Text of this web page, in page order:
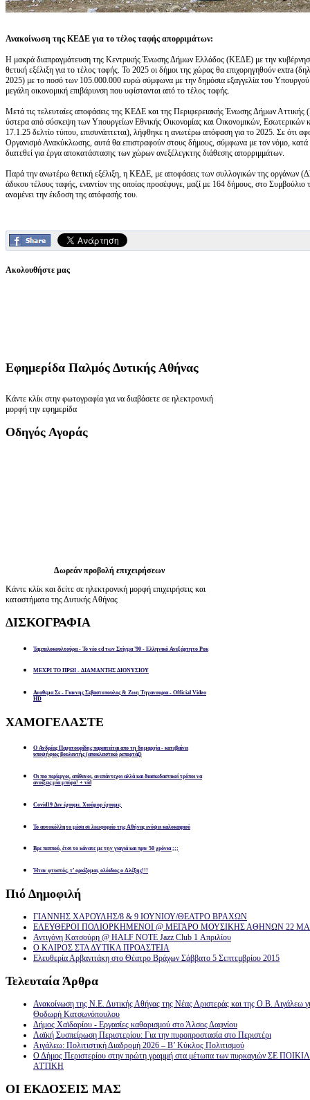
Ανακοίνωση της ΚΕΔΕ για το τέλος ταφής απορριμάτων:
Η μακρά διαπραγμάτευση της Κεντρικής Ένωσης Δήμων Ελλάδος (ΚΕΔΕ) με την
θετική εξέλιξη για το τέλος ταφής. Το 2025 οι δήμοι της χώρας θα επιχορηγηθούν extra
2025) με το ποσό των 105.000.000 ευρώ σύμφωνα με την δημόσια εξαγγελία του
μεγάλη οικονομική επιβάρυνση που υφίστανται από το τέλος ταφής.
Μετά τις τελευταίες αποφάσεις της ΚΕΔΕ και της Περιφερειακής Ένωσης Δήμων
ύστερα από σύσκεψη των Υπουργείων Εθνικής Οικονομίας και Οικονομικών, Εσωτερικών
17.1.25 δελτίο τύπου, επισυνάπτεται), λήφθηκε η ανωτέρω απόφαση για το 2025. Σε ότι
Οργανισμό Ανακύκλωσης, αυτά θα επιστραφούν στους δήμους, σύμφωνα με τον νόμο, κατά
διατεθεί για έργα αποκατάστασης των χώρων ανεξέλεγκτης διάθεσης απορριμμάτων.
Παρά την ανωτέρω θετική εξέλιξη, η ΚΕΔΕ, με αποφάσεις των συλλογικών της οργάνων
άδικου τέλους ταφής, εναντίον της οποίας προσέφυγε, μαζί με 164 δήμους, στο
αναμένει την έκδοση της απόφασής του.
Ακολουθήστε μας
Εφημερίδα Παλμός Δυτικής Αθήνας
Κάντε κλίκ στην φωτογραφία για να διαβάσετε σε ηλεκτρονική
μορφή την εφημερίδα
Οδηγός Αγοράς
Δωρεάν προβολή επιχειρήσεων
Κάντε κλίκ και δείτε σε ηλεκτρονική μορφή επιχειρήσεις και
καταστήματα της Δυτικής Αθήνας
ΔΙΣΚΟΓΡΑΦΙΑ
Ταμπελοκουλτούρα - Το νέο cd των Στίγμα '90 - Ελληνικό Ανεξάρτητο Ροκ
ΜΕΧΡΙ ΤΟ ΠΡΩΙ - ΔΙΑΜΑΝΤΗΣ ΔΙΟΝΥΣΙΟΥ
Αναθεμα Σε - Γιαννης Σεβαστοπουλος & Ζωη Τηγανουρια - Official Video
HD
ΧΑΜΟΓΕΛΑΣΤΕ
Ο Ανδρέας Παχατουρίδης παραιτείται απο τη δημαρχία - κατεβαίνει
υποψήφιος βουλευτής (αποκλειστικό ρεπορτάζ)
Οι πιο περίεργοι, απίθανοι, αναπάντεχοι αλλά και διασκεδαστικοί τρόποι να
ανοίξεις μία μπύρα! + vid
Covid19 Δεν έχουμε. Χιούμορ έχουμε;
Το αυτοκόλλητο μέσα σε λεωφορείο της Αθήνας ενόψει καλοκαιριού
Βρε παππού, έτσι το κάνατε με την γιαγιά και πριν 50 χρόνια ;;;
Ήταν φτυστός, τ’ ορκίζομαι, ολόιδιος ο Αλέξης!!!
Πιό Δημοφιλή
ΓΙΑΝΝΗΣ ΧΑΡΟΥΛΗΣ/8 & 9 ΙΟΥΝΙΟΥ/ΘΕΑΤΡΟ ΒΡΑΧΩΝ
ΕΛΕΥΘΕΡΟΙ ΠΟΛΙΟΡΚΗΜΕΝΟΙ @ ΜΕΓΑΡΟ ΜΟΥΣΙΚΗΣ ΑΘΗΝΩΝ 22
Αντιγόνη Κατσούρη @ HALF NOTE Jazz Club 1 Απριλίου
Ο ΚΑΙΡΟΣ ΣΤΑ ΔΥΤΙΚΑ ΠΡΟΑΣΤΕΙΑ
Ελευθερία Αρβανιτάκη στο Θέατρο Βράχων Σάββατο 5 Σεπτεμβρίου 2015
Τελευταία Άρθρα
Ανακοίνωση της Ν.Ε. Δυτικής Αθήνας της Νέας Αριστεράς και της Ο.Β. Αιγάλεω
Θοδωρή Κατσωνόπουλου
Δήμος Χαϊδαρίου - Εργασίες καθαρισμού στο Άλσος Δαφνίου
Λαϊκή Συσπείρωση Περιστερίου: Για την πυροπροστασία στο Περιστέρι
Αιγάλεω: Πολιτιστική Διαδρομή 2026 – Β’ Κύκλος Πολιτισμού
Ο Δήμος Περιστερίου στην πρώτη γραμμή στα μέτωπα των πυρκαγιών ΣΕ
ΑΤΤΙΚΗ
ΟΙ ΕΚΔΟΣΕΙΣ ΜΑΣ